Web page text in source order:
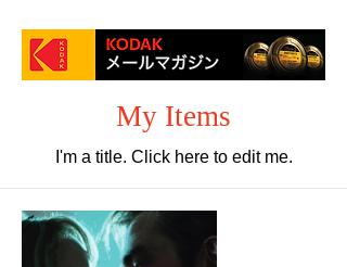
My Items
I'm a title. ​Click here to edit me.